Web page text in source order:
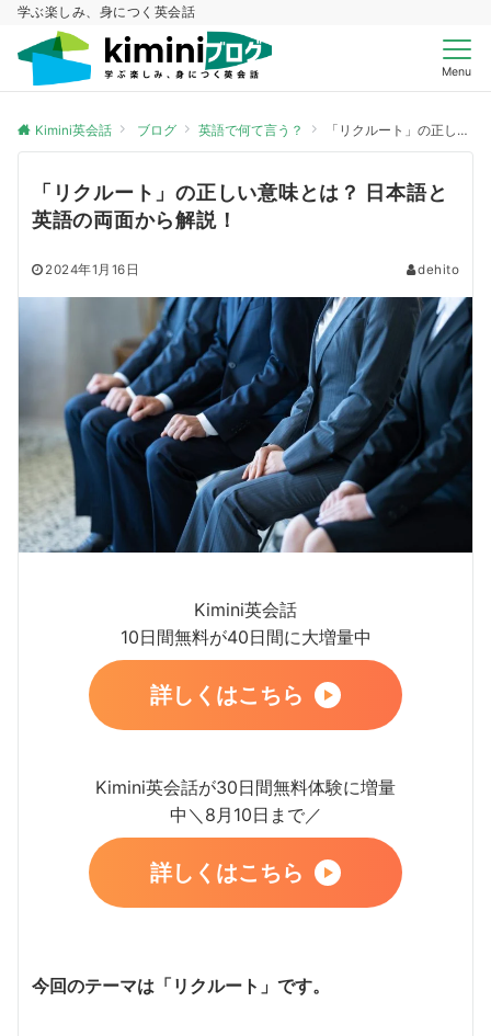
学ぶ楽しみ、身につく英会話
Menu
Kimini英会話 ブログ 英語で何て言う？ 「リクルート」の正しい意味とは？ 日本語と英語の両面から解説！
「リクルート」の正しい意味とは？ 日本語と
英語の両面から解説！
2024年1月16日 dehito
Kimini英会話
10日間無料が40日間に大増量中
詳しくはこちら
Kimini英会話が30日間無料体験に増量
中＼8月10日まで／
詳しくはこちら
今回のテーマは「リクルート」です。